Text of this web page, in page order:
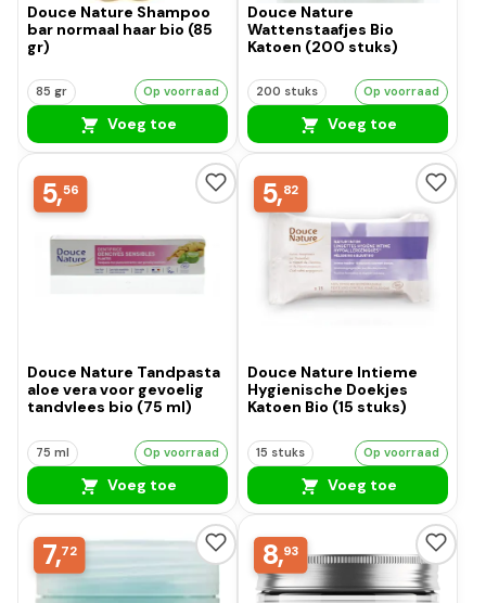
Douce Nature Shampoo
bar normaal haar bio (85
gr)
85 gr Op voorraad
Voeg toe
Douce Nature
Wattenstaafjes Bio
Katoen (200 stuks)
200 stuks Op voorraad
Voeg toe
5,56
Douce Nature Tandpasta
aloe vera voor gevoelig
tandvlees bio (75 ml)
75 ml Op voorraad
Voeg toe
5,82
Douce Nature Intieme
Hygienische Doekjes
Katoen Bio (15 stuks)
15 stuks Op voorraad
Voeg toe
7,72 8,93